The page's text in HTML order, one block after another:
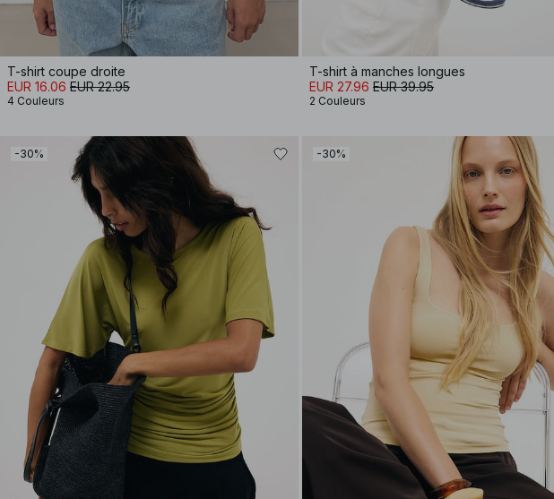
T-shirt coupe droite
EUR 16.06 EUR 22.95
4 Couleurs
T-shirt à manches longues
EUR 27.96 EUR 39.95
2 Couleurs
-30% -30%